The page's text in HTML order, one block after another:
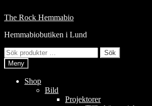
till
Hoppa
navigering
Hoppa
innehåll
The Rock Hemmabio
Hemmabiobutiken i Lund
Sök
efter:
Sök
Meny
Shop
Bild
Projektorer